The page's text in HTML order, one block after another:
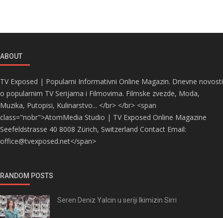
ABOUT
TV Exposed | Popularni Informativni Online Magazin. Dnevne novosti
o popularnim TV Serijama i Filmovima. Filmske zvezde, Moda,
Muzika, Putopisi, Kulinarstvo... </br> </br> <span
class="nobr">AtomMedia Studio | TV Exposed Online Magazine
Seefeldstrasse 40 8008 Zürich, Switzerland Contact Email:
office@tvexposed.net</span>
RANDOM POSTS
Seren Deniz Yalcin u seriji Ikimizin Sirri